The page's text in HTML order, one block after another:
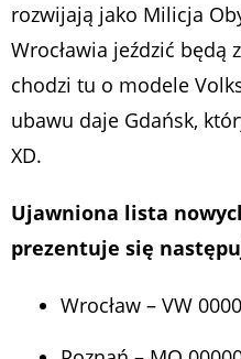
rozwijają jako Milicja
Wrocławia jeździć będą
chodzi tu o modele
ubawu daje Gdańsk,
XD.
Ujawniona lista
prezentuje się
Wrocław – VW